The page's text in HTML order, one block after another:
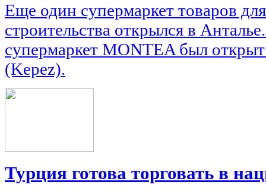
Еще один супермаркет товаров
строительства открылся в
супермаркет MONTEA был
(Kepez).
Турция готова торговать в